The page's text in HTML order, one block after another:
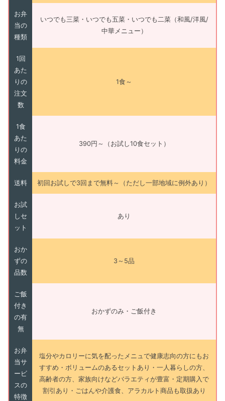
お弁
当の
種類
いつでも三菜・いつでも五菜・いつでも二菜（和風/洋風/
中華メニュー）
1回
あた
りの
注文
数
1食～
1食
あた
りの
料金
390円～（お試し10食セット）
送料 初回お試しで3回まで無料～（ただし一部地域に例外あり）
お試
しセ
ット
あり
おか
ずの
品数
3～5品
ご飯
付き
の有
無
おかずのみ・ご飯付き
お弁
当サ
ービ
スの
特徴
塩分やカロリーに気を配ったメニュで健康志向の方にもお
すすめ・ボリュームのあるセットあり・一人暮らしの方、
高齢者の方、家族向けなどバラエティが豊富・定期購入で
割引あり・ごはんや介護食、アラカルト商品も取扱あり